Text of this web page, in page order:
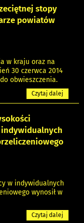
stopy
powiatów
w kraju oraz na
30 czerwca 2014
obwieszczenia.
Czytaj dalej
indywidualnych
w indywidualnych
wynosił w
Czytaj dalej